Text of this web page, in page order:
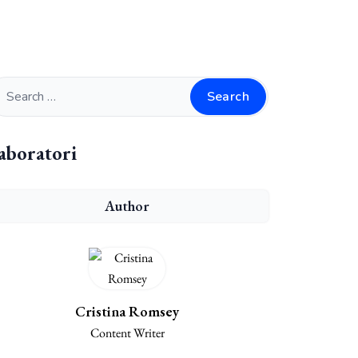
Search
Author
Cristina Romsey
Content Writer